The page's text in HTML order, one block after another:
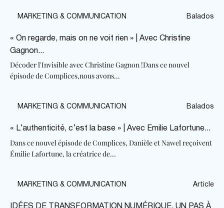
MARKETING & COMMUNICATION Balados
« On regarde, mais on ne voit rien » | Avec Christine
Gagnon...
Décoder l'Invisible avec Christine Gagnon !Dans ce nouvel
épisode de Complices,nous avons...
MARKETING & COMMUNICATION Balados
« L’authenticité, c’est la base » | Avec Emilie Lafortune...
Dans ce nouvel épisode de Complices, Danièle et Nawel reçoivent
Émilie Lafortune, la créatrice de...
MARKETING & COMMUNICATION Article